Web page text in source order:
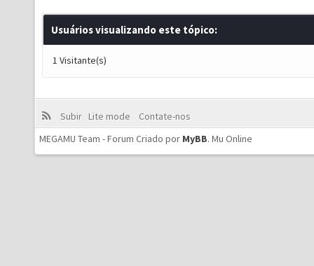
Usuários visualizando este tópico:
1 Visitante(s)
Subir Lite mode
Contate-nos
MEGAMU Team - Forum Criado por MyBB. Mu Online